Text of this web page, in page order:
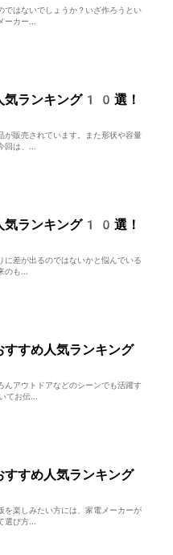
ではないでしょうか？いざ作ろうとい
カー...
気ランキング10選！
が販売されています。また形状や容量
は、...
気ランキング10選！
差が出るのではないかと悩んでいる
も...
すすめ人気ランキング
んアウトドアなどのシーンでも活躍す
てお伝...
すすめ人気ランキング
を楽しみたい方には、家電メーカーが
び方...